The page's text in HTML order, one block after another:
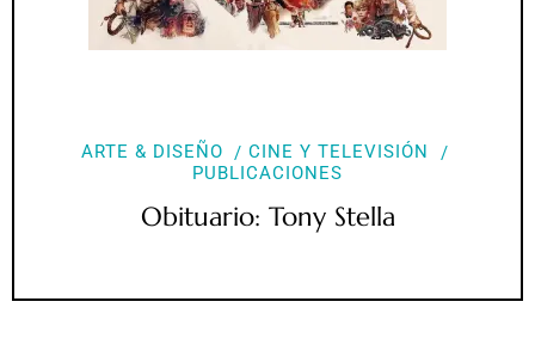
ARTE & DISEÑO
CINE Y TELEVISIÓN
PUBLICACIONES
Obituario: Tony Stella